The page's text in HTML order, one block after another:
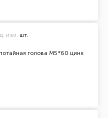
голова М5*60 цинк
изм. шт.